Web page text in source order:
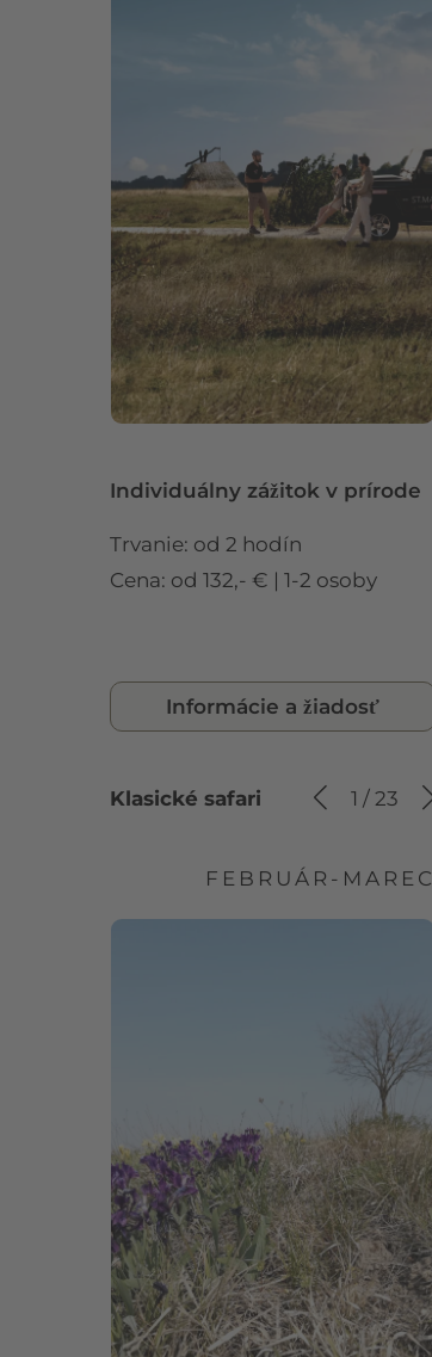
Individuálny zážitok v prírode
Trvanie: od 2 hodín
Cena: od 132,- € | 1-2 osoby
Informácie a žiadosť
Klasické safari 1 / 23
FEBRUÁR-MAREC